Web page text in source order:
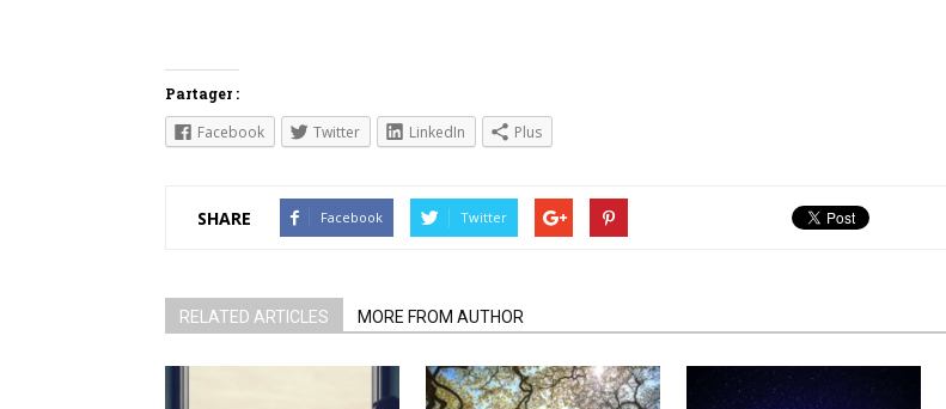
Partager :
Facebook Twitter LinkedIn Plus
SHARE Facebook Twitter
RELATED ARTICLES MORE FROM AUTHOR